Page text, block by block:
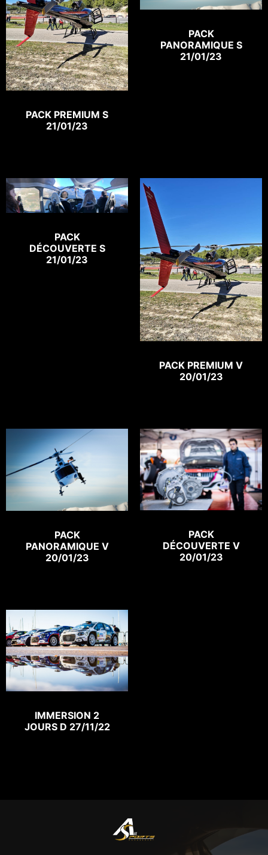
PACK PREMIUM S
21/01/23
PACK
PANORAMIQUE S
21/01/23
PACK
DÉCOUVERTE S
21/01/23
PACK PREMIUM V
20/01/23
PACK
PANORAMIQUE V
20/01/23
PACK
DÉCOUVERTE V
20/01/23
IMMERSION 2
JOURS D 27/11/22